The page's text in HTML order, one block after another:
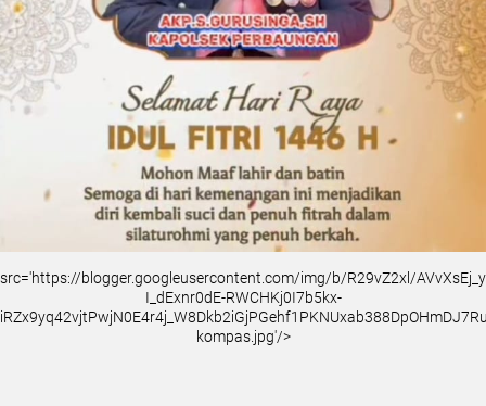
src='https://blogger.googleusercontent.com/img/b/R29vZ2xl/
I_dExnr0dE-RWCHKj0I7b5kx-
kompas.jpg'/>